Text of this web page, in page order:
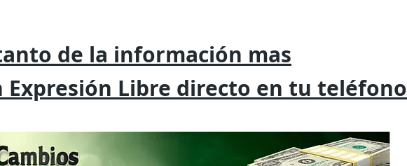
de la información mas
Expresión Libre directo en tu teléfono